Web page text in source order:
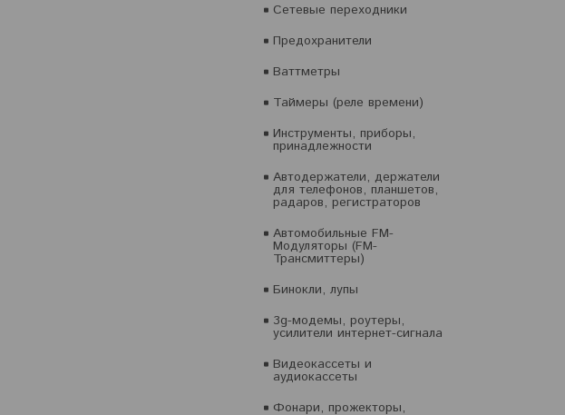
Сетевые переходники
Предохранители
Ваттметры
Таймеры (реле времени)
Инструменты, приборы,
принадлежности
Автодержатели, держатели
для телефонов, планшетов,
радаров, регистраторов
Автомобильные FM-
Модуляторы (FM-
Трансмиттеры)
Бинокли, лупы
3g-модемы, роутеры,
усилители интернет-сигнала
Видеокассеты и
аудиокассеты
Фонари, прожекторы,